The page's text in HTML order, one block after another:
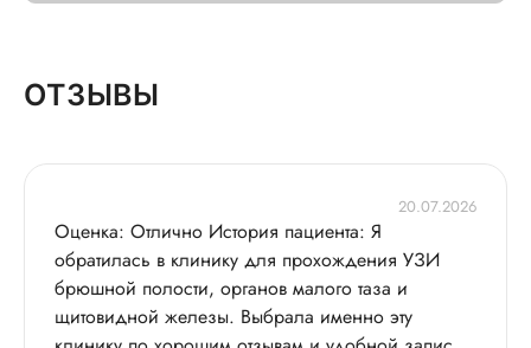
ОТЗЫВЫ
20.07.2026
Оценка: Отлично История пациента: Я
обратилась в клинику для прохождения УЗИ
брюшной полости, органов малого таза и
щитовидной железы. Выбрала именно эту